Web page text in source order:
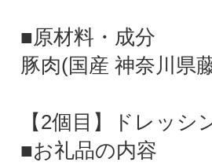
■原材料・成分
豚肉(国産 神奈川県
【2個目】ドレッシ
■お礼品の内容